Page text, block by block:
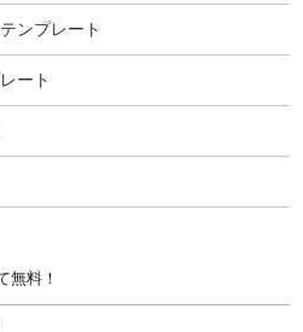
ンプレート
ート
無料！